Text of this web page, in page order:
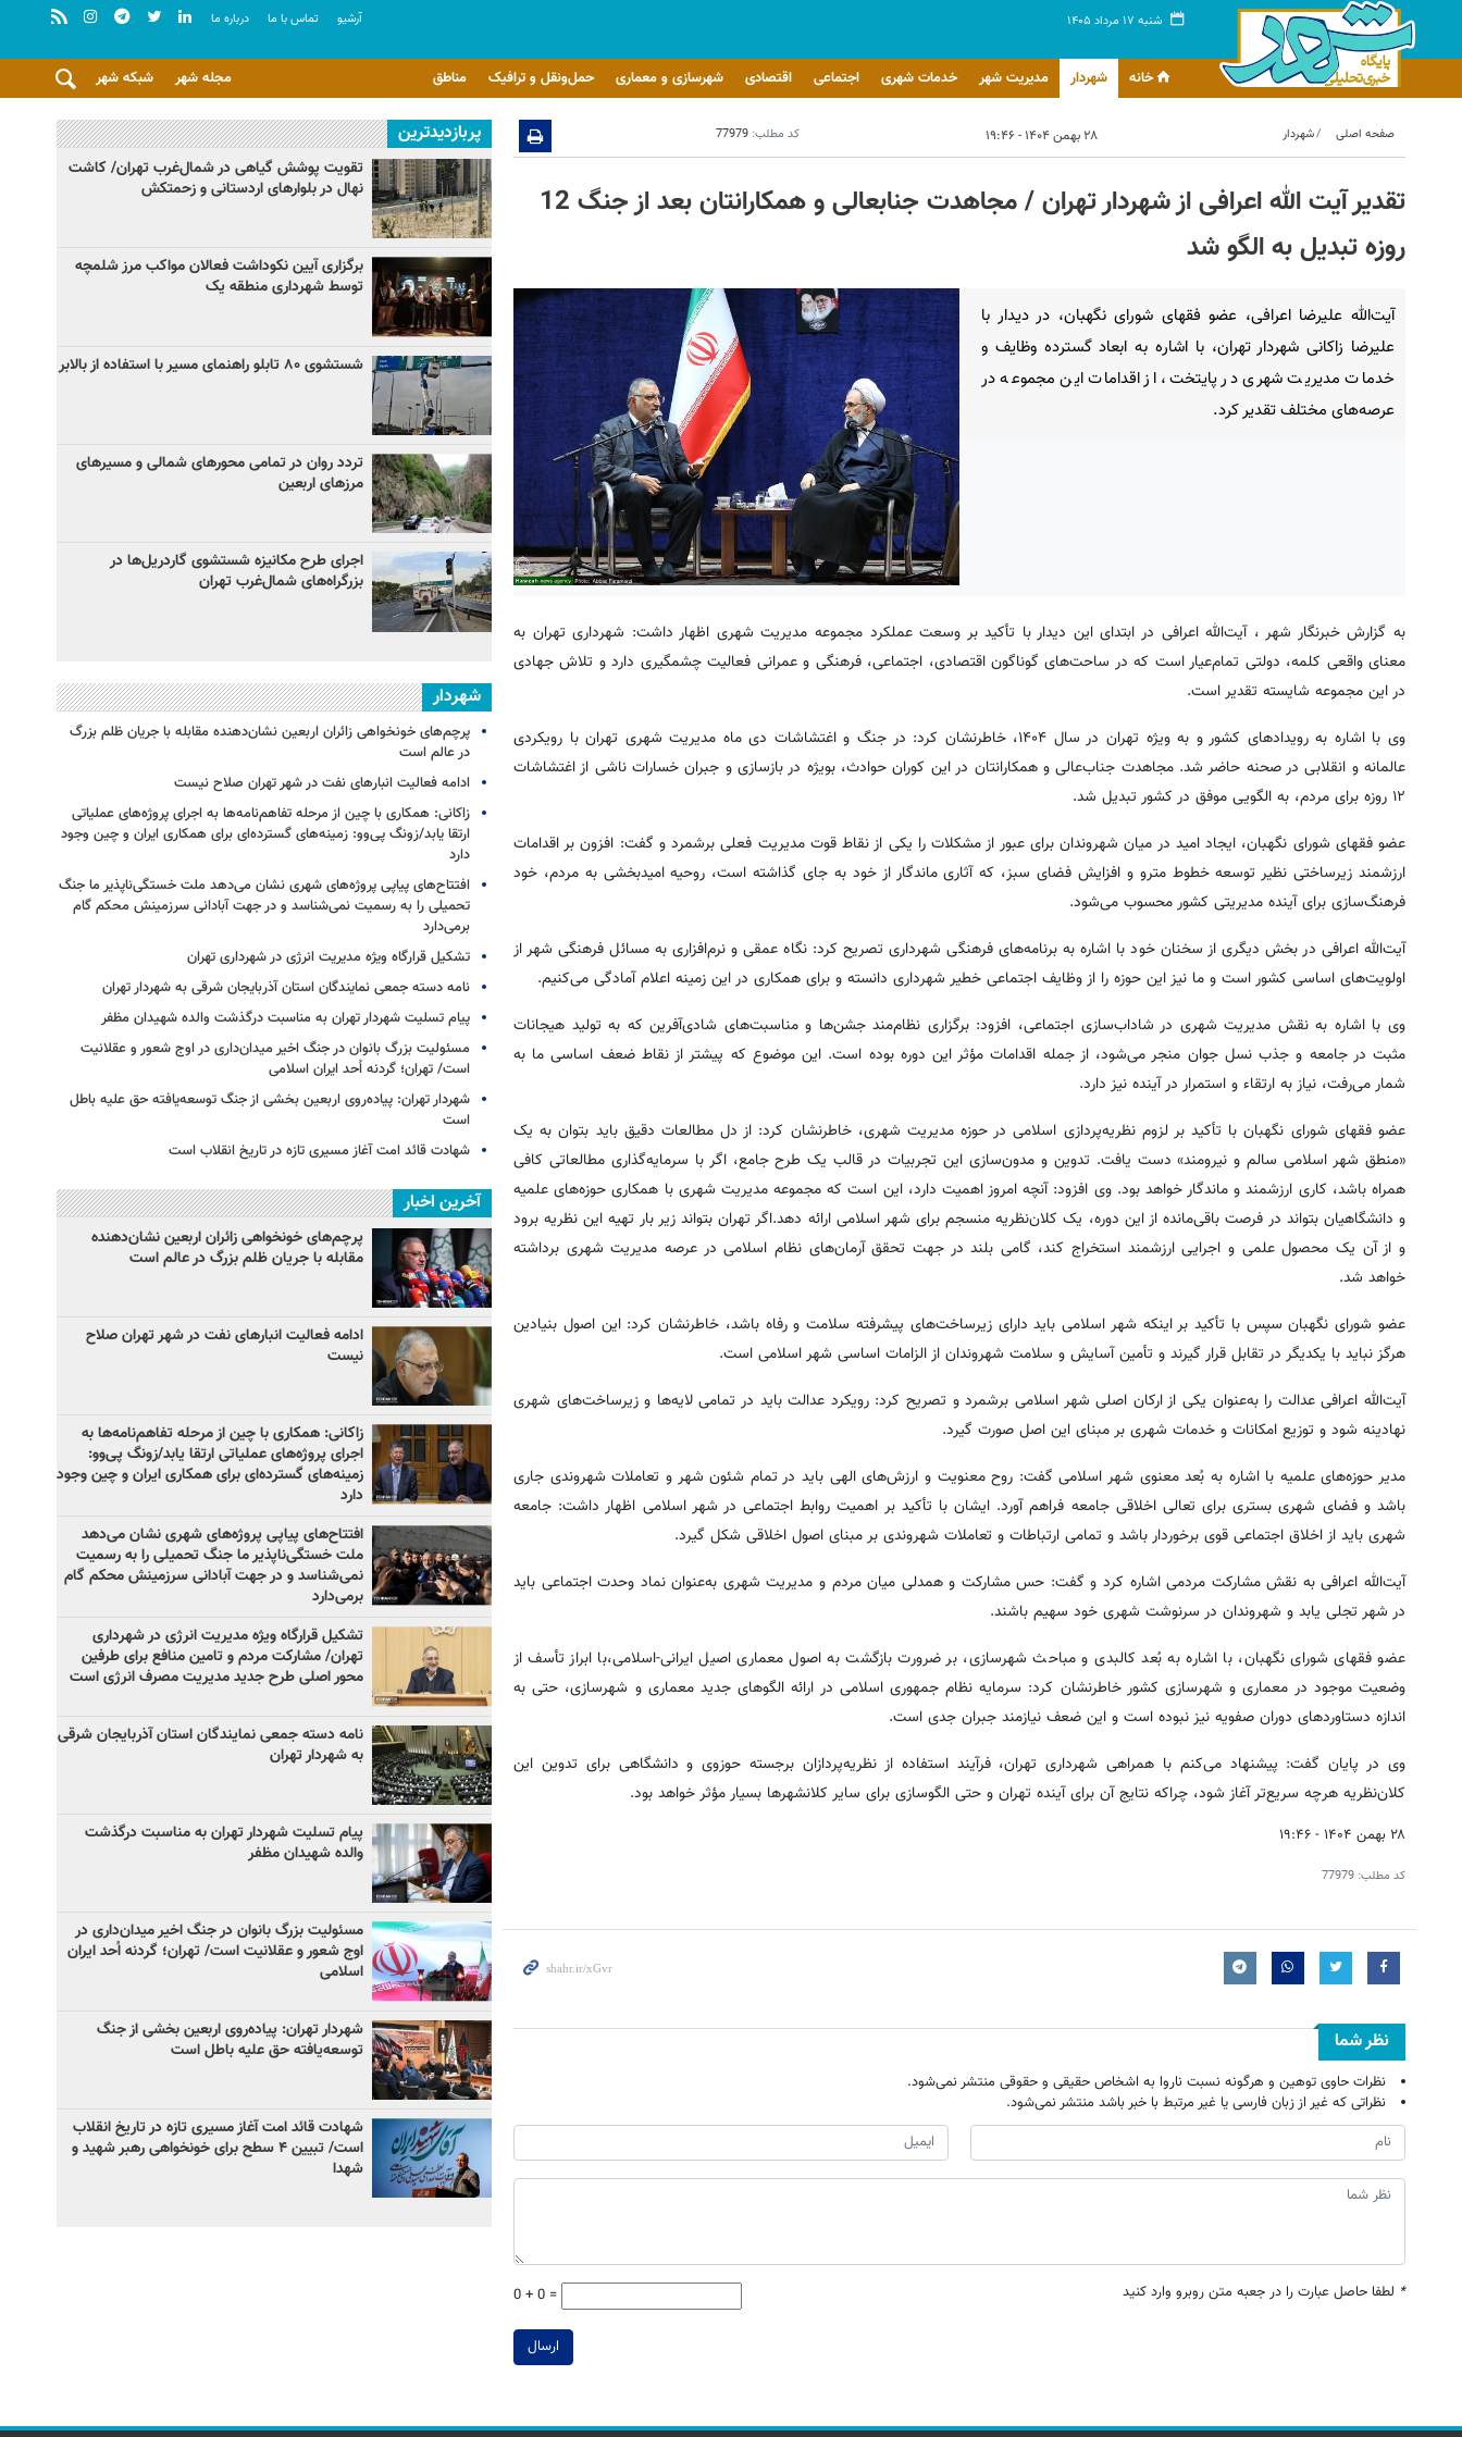
شنبه ۱۷ مرداد ۱۴۰۵ آرشيو تماس با ما درباره ما
خانه شهردار مدیریت شهر خدمات شهری اجتماعی اقتصادی شهرسازی و معماری حمل‌ونقل و ترافیک مناطق شبکه شهر مجله شهر
صفحه اصلی شهردار ۲۸ بهمن ۱۴۰۴ - ۱۹:۴۶ کد مطلب: 77979
تقدیر آیت الله اعرافی از شهردار تهران / مجاهدت جنابعالی و همکارانتان بعد از جنگ 12
روزه تبدیل به الگو شد
آیت‌الله علیرضا اعرافی، عضو فقهای شورای نگهبان، در دیدار با
علیرضا زاکانی شهردار تهران، با اشاره به ابعاد گسترده وظایف و
خدمات مدیریت شهری در پایتخت، از اقدامات این مجموعه در
عرصه‌های مختلف تقدیر کرد.
به گزارش خبرنگار شهر ، آیت‌الله اعرافی در ابتدای این دیدار با تأکید بر وسعت عملکرد مجموعه مدیریت شهری اظهار داشت: شهرداری تهران به
معنای واقعی کلمه، دولتی تمام‌عیار است که در ساحت‌های گوناگون اقتصادی، اجتماعی، فرهنگی و عمرانی فعالیت چشمگیری دارد و تلاش جهادی
در این مجموعه شایسته تقدیر است.
وی با اشاره به رویدادهای کشور و به ویژه تهران در سال ۱۴۰۴، خاطرنشان کرد: در جنگ و اغتشاشات دی ماه مدیریت شهری تهران با رویکردی
عالمانه و انقلابی در صحنه حاضر شد. مجاهدت جناب‌عالی و همکارانتان در این کوران حوادث، بویژه در بازسازی و جبران خسارات ناشی از اغتشاشات
۱۲ روزه برای مردم، به الگویی موفق در کشور تبدیل شد.
عضو فقهای شورای نگهبان، ایجاد امید در میان شهروندان برای عبور از مشکلات را یکی از نقاط قوت مدیریت فعلی برشمرد و گفت: افزون بر اقدامات
ارزشمند زیرساختی نظیر توسعه خطوط مترو و افزایش فضای سبز، که آثاری ماندگار از خود به جای گذاشته است، روحیه امیدبخشی به مردم، خود
فرهنگ‌سازی برای آینده مدیریتی کشور محسوب می‌شود.
آیت‌الله اعرافی در بخش دیگری از سخنان خود با اشاره به برنامه‌های فرهنگی شهرداری تصریح کرد: نگاه عمقی و نرم‌افزاری به مسائل فرهنگی شهر از
اولویت‌های اساسی کشور است و ما نیز این حوزه را از وظایف اجتماعی خطیر شهرداری دانسته و برای همکاری در این زمینه اعلام آمادگی می‌کنیم.
وی با اشاره به نقش مدیریت شهری در شاداب‌سازی اجتماعی، افزود: برگزاری نظام‌مند جشن‌ها و مناسبت‌های شادی‌آفرین که به تولید هیجانات
مثبت در جامعه و جذب نسل جوان منجر می‌شود، از جمله اقدامات مؤثر این دوره بوده است. این موضوع که پیشتر از نقاط ضعف اساسی ما به
شمار می‌رفت، نیاز به ارتقاء و استمرار در آینده نیز دارد.
عضو فقهای شورای نگهبان با تأکید بر لزوم نظریه‌پردازی اسلامی در حوزه مدیریت شهری، خاطرنشان کرد: از دل مطالعات دقیق باید بتوان به یک
«منطق شهر اسلامی سالم و نیرومند» دست یافت. تدوین و مدون‌سازی این تجربیات در قالب یک طرح جامع، اگر با سرمایه‌گذاری مطالعاتی کافی
همراه باشد، کاری ارزشمند و ماندگار خواهد بود. وی افزود: آنچه امروز اهمیت دارد، این است که مجموعه مدیریت شهری با همکاری حوزه‌های علمیه
و دانشگاهیان بتواند در فرصت باقی‌مانده از این دوره، یک کلان‌نظریه منسجم برای شهر اسلامی ارائه دهد.اگر تهران بتواند زیر بار تهیه این نظریه برود
و از آن یک محصول علمی و اجرایی ارزشمند استخراج کند، گامی بلند در جهت تحقق آرمان‌های نظام اسلامی در عرصه مدیریت شهری برداشته
خواهد شد.
عضو شورای نگهبان سپس با تأکید بر اینکه شهر اسلامی باید دارای زیرساخت‌های پیشرفته سلامت و رفاه باشد، خاطرنشان کرد: این اصول بنیادین
هرگز نباید با یکدیگر در تقابل قرار گیرند و تأمین آسایش و سلامت شهروندان از الزامات اساسی شهر اسلامی است.
آیت‌الله اعرافی عدالت را به‌عنوان یکی از ارکان اصلی شهر اسلامی برشمرد و تصریح کرد: رویکرد عدالت باید در تمامی لایه‌ها و زیرساخت‌های شهری
نهادینه شود و توزیع امکانات و خدمات شهری بر مبنای این اصل صورت گیرد.
مدیر حوزه‌های علمیه با اشاره به بُعد معنوی شهر اسلامی گفت: روح معنویت و ارزش‌های الهی باید در تمام شئون شهر و تعاملات شهروندی جاری
باشد و فضای شهری بستری برای تعالی اخلاقی جامعه فراهم آورد. ایشان با تأکید بر اهمیت روابط اجتماعی در شهر اسلامی اظهار داشت: جامعه
شهری باید از اخلاق اجتماعی قوی برخوردار باشد و تمامی ارتباطات و تعاملات شهروندی بر مبنای اصول اخلاقی شکل گیرد.
آیت‌الله اعرافی به نقش مشارکت مردمی اشاره کرد و گفت: حس مشارکت و همدلی میان مردم و مدیریت شهری به‌عنوان نماد وحدت اجتماعی باید
در شهر تجلی یابد و شهروندان در سرنوشت شهری خود سهیم باشند.
عضو فقهای شورای نگهبان، با اشاره به بُعد کالبدی و مباحث شهرسازی، بر ضرورت بازگشت به اصول معماری اصیل ایرانی-اسلامی،با ابراز تأسف از
وضعیت موجود در معماری و شهرسازی کشور خاطرنشان کرد: سرمایه نظام جمهوری اسلامی در ارائه الگوهای جدید معماری و شهرسازی، حتی به
اندازه دستاوردهای دوران صفویه نیز نبوده است و این ضعف نیازمند جبران جدی است.
وی در پایان گفت: پیشنهاد می‌کنم با همراهی شهرداری تهران، فرآیند استفاده از نظریه‌پردازان برجسته حوزوی و دانشگاهی برای تدوین این
کلان‌نظریه هرچه سریع‌تر آغاز شود، چراکه نتایج آن برای آینده تهران و حتی الگوسازی برای سایر کلانشهرها بسیار مؤثر خواهد بود.
۲۸ بهمن ۱۴۰۴ - ۱۹:۴۶
کد مطلب: 77979
نظر شما
نظرات حاوی توهین و هرگونه نسبت ناروا به اشخاص حقیقی و حقوقی منتشر نمی‌شود.
نظراتی که غیر از زبان فارسی یا غیر مرتبط با خبر باشد منتشر نمی‌شود.
* لطفا حاصل عبارت را در جعبه متن روبرو وارد کنید 0 + 0 =
ارسال
پربازدیدترین
تقویت پوشش گیاهی در شمال‌غرب تهران/ کاشت
نهال در بلوارهای اردستانی و زحمتکش
برگزاری آیین نکوداشت فعالان مواکب مرز شلمچه
توسط شهرداری منطقه یک
شستشوی ۸۰ تابلو راهنمای مسیر با استفاده از بالابر
تردد روان در تمامی محورهای شمالی و مسیرهای
مرزهای اربعین
اجرای طرح مکانیزه شستشوی گاردریل‌ها در
بزرگراه‌های شمال‌غرب تهران
شهردار
پرچم‌های خونخواهی زائران اربعین نشان‌دهنده مقابله با جریان ظلم بزرگ
در عالم است
ادامه فعالیت انبارهای نفت در شهر تهران صلاح نیست
زاکانی: همکاری با چین از مرحله تفاهم‌نامه‌ها به اجرای پروژه‌های عملیاتی
ارتقا یابد/زونگ پی‌وو: زمینه‌های گسترده‌ای برای همکاری ایران و چین وجود
دارد
افتتاح‌های پیاپی پروژه‌های شهری نشان می‌دهد ملت خستگی‌ناپذیر ما جنگ
تحمیلی را به رسمیت نمی‌شناسد و در جهت آبادانی سرزمینش محکم گام
برمی‌دارد
تشکیل قرارگاه ویژه مدیریت انرژی در شهرداری تهران
نامه دسته جمعی نمایندگان استان آذربایجان شرقی به شهردار تهران
پیام تسلیت شهردار تهران به مناسبت درگذشت والده شهیدان مظفر
مسئولیت بزرگ بانوان در جنگ اخیر میدان‌داری‌ در اوج شعور و عقلانیت
است/ تهران؛ گردنه اُحد ایران اسلامی
شهردار تهران: پیاده‌روی اربعین بخشی از جنگ توسعه‌یافته حق علیه باطل
است
شهادت قائد امت آغاز مسیری تازه در تاریخ انقلاب است
آخرین اخبار
پرچم‌های خونخواهی زائران اربعین نشان‌دهنده
مقابله با جریان ظلم بزرگ در عالم است
ادامه فعالیت انبارهای نفت در شهر تهران صلاح
نیست
زاکانی: همکاری با چین از مرحله تفاهم‌نامه‌ها به
اجرای پروژه‌های عملیاتی ارتقا یابد/زونگ پی‌وو:
زمینه‌های گسترده‌ای برای همکاری ایران و چین وجود
دارد
افتتاح‌های پیاپی پروژه‌های شهری نشان می‌دهد
ملت خستگی‌ناپذیر ما جنگ تحمیلی را به رسمیت
نمی‌شناسد و در جهت آبادانی سرزمینش محکم گام
برمی‌دارد
تشکیل قرارگاه ویژه مدیریت انرژی در شهرداری
تهران/ مشارکت مردم و تامین منافع برای طرفین
محور اصلی طرح جدید مدیریت مصرف انرژی است
نامه دسته جمعی نمایندگان استان آذربایجان شرقی
به شهردار تهران
پیام تسلیت شهردار تهران به مناسبت درگذشت
والده شهیدان مظفر
مسئولیت بزرگ بانوان در جنگ اخیر میدان‌داری‌ در
اوج شعور و عقلانیت است/ تهران؛ گردنه اُحد ایران
اسلامی
شهردار تهران: پیاده‌روی اربعین بخشی از جنگ
توسعه‌یافته حق علیه باطل است
شهادت قائد امت آغاز مسیری تازه در تاریخ انقلاب
است/ تبیین ۴ سطح برای خونخواهی رهبر شهید و
شهدا